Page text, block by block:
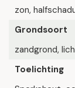
zon,
Grondsoort
zandgrond,
Toelichting